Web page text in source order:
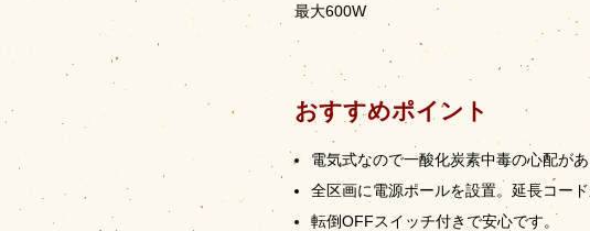
最大600W
おすすめポイント
電気式なので一酸化炭素中毒の心配があ
全区画に電源ポールを設置。延長コー
転倒OFFスイッチ付きで安心です。